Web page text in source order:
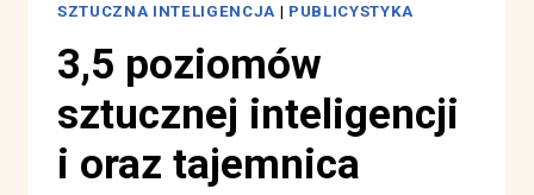
SZTUCZNA INTELIGENCJA | PUBLICYSTYKA
3,5 poziomów
sztucznej inteligencji
i oraz tajemnica